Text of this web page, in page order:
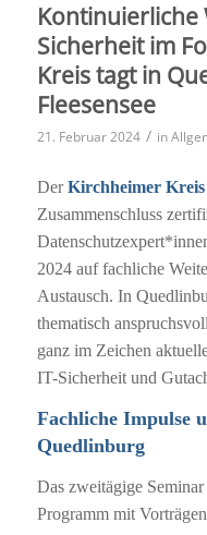
Kontinuierliche
Sicherheit im
Kreis tagt in
Fleesensee
21. Februar 2024 / in
DerKirchheimer Kreis
Zusammenschluss
2024 auf fachliche
Austausch. In
thematisch
ganz im Zeichen
IT-Sicherheit und
Fachliche Impulse
Quedlinburg
Das zweitägige
Programm mit